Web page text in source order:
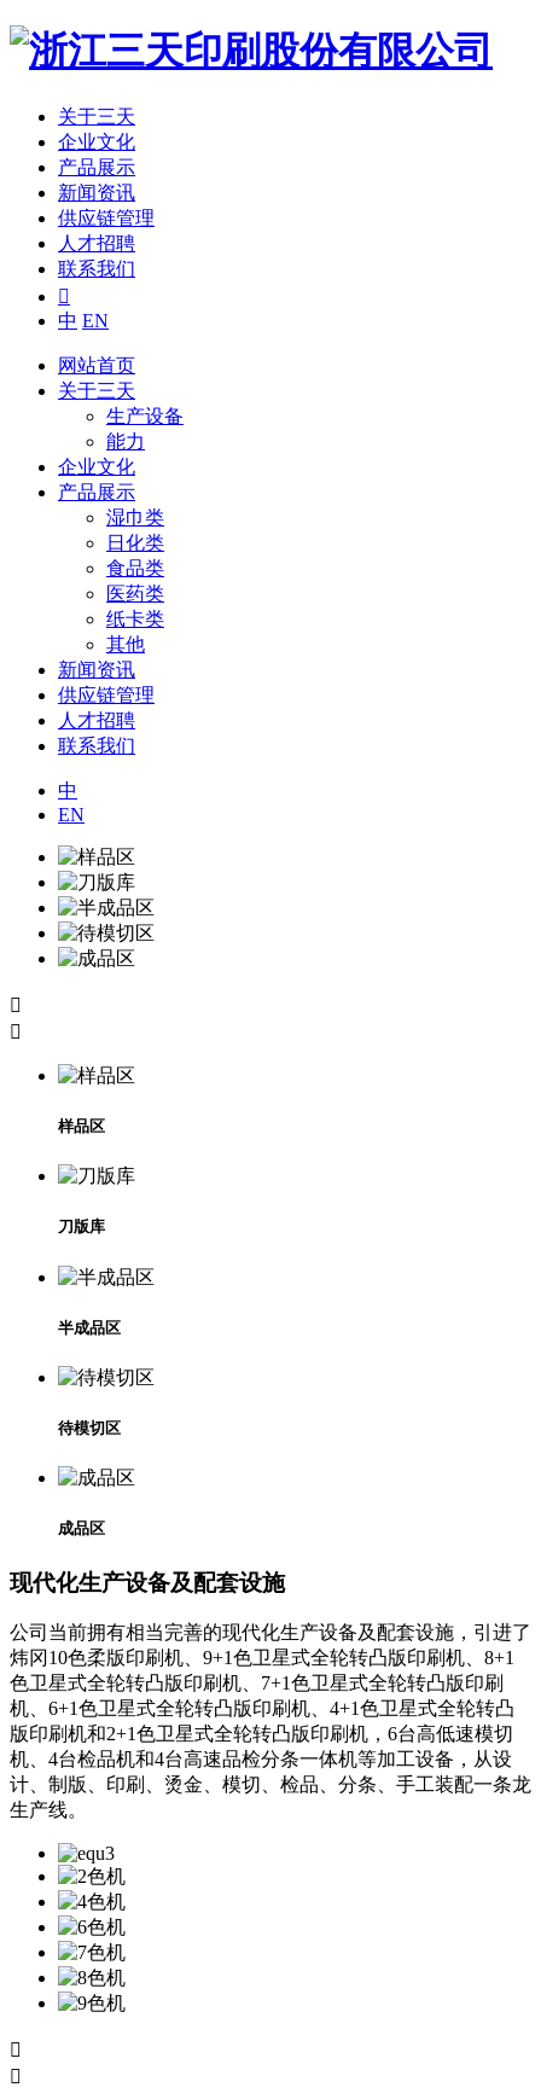
关于三天
企业文化
产品展示
新闻资讯
供应链管理
人才招聘
联系我们

中 EN
网站首页
关于三天
生产设备
能力
企业文化
产品展示
湿巾类
日化类
食品类
医药类
纸卡类
其他
新闻资讯
供应链管理
人才招聘
联系我们
中
EN


样品区
刀版库
半成品区
待模切区
成品区
现代化生产设备及配套设施
公司当前拥有相当完善的现代化生产设备及配套设施，引进了
炜冈10色柔版印刷机、9+1色卫星式全轮转凸版印刷机、8+1
色卫星式全轮转凸版印刷机、7+1色卫星式全轮转凸版印刷
机、6+1色卫星式全轮转凸版印刷机、4+1色卫星式全轮转凸
版印刷机和2+1色卫星式全轮转凸版印刷机，6台高低速模切
机、4台检品机和4台高速品检分条一体机等加工设备，从设
计、制版、印刷、烫金、模切、检品、分条、手工装配一条龙
生产线。

